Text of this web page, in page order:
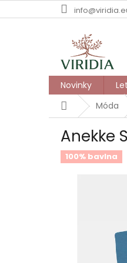
na
Novinky
DomovMóda
Anekke
100% bavlna